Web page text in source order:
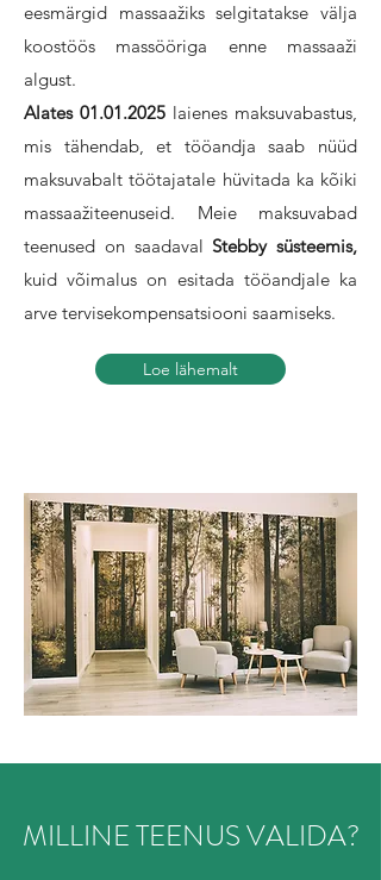
eesmärgid massaažiks selgitatakse välja
koostöös massööriga enne massaaži
algust.
Alates 01.01.2025 laienes maksuvabastus,
mis tähendab, et tööandja saab nüüd
maksuvabalt töötajatale hüvitada ka kõiki
massaažiteenuseid. Meie maksuvabad
teenused on saadavalStebby süsteemis,
kuid võimalus on esitada tööandjale ka
arve tervisekompensatsiooni saamiseks.
Loe lähemalt
MILLINE TEENUS VALIDA?